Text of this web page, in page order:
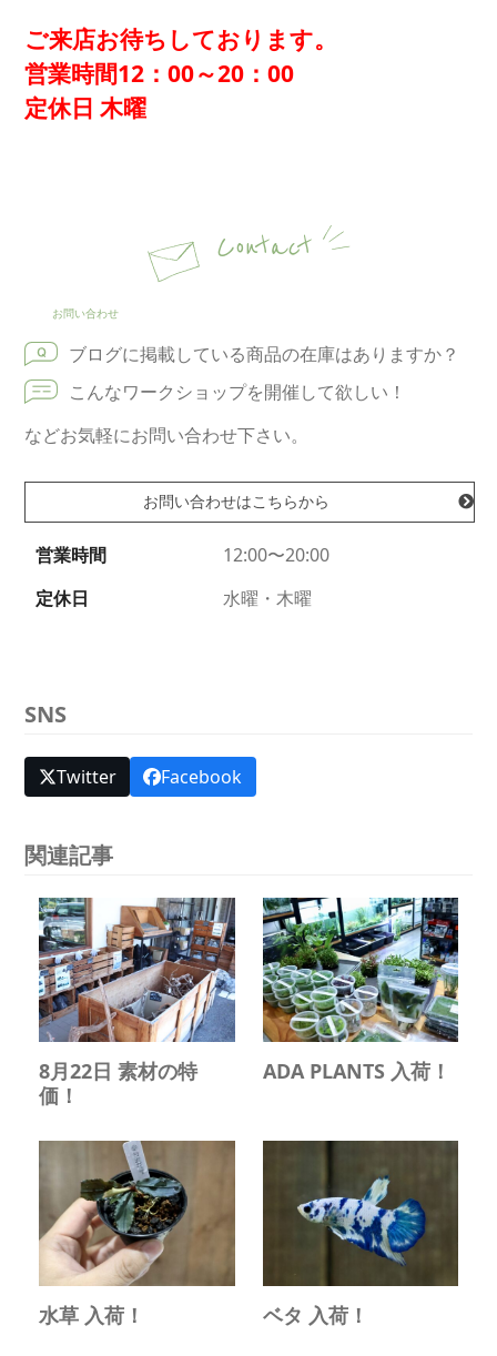
ご来店お待ちしております。
営業時間12：00～20：00
定休日 木曜
Contact
お問い合わせ
ブログに掲載している商品の在庫はありますか？
こんなワークショップを開催して欲しい！
などお気軽にお問い合わせ下さい。
お問い合わせはこちらから
営業時間
12:00〜20:00
定休日
水曜・木曜
SNS
Twitter Facebook
関連記事
8月22日 素材の特
価！
ADA PLANTS 入荷！
水草 入荷！ ベタ 入荷！